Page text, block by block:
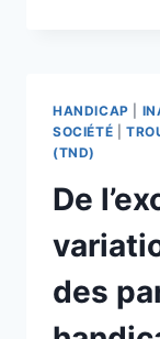
HANDICAP
SOCIÉTÉ
(TND)
De
des